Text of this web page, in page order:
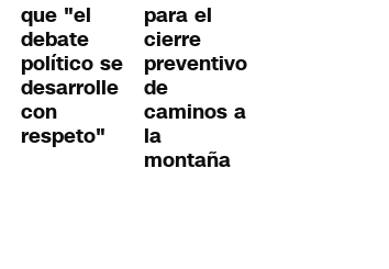
que "el
debate
político se
desarrolle
con
respeto"
para el
cierre
preventivo
de
caminos a
la
montaña